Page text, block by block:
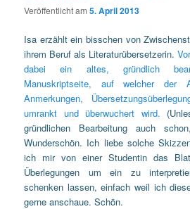
Veröffentlicht am5. April 2013
Isa erzählt ein bisschen von
ihrem Beruf als Literaturübersetzerin.
dabei ein altes, gründlich
Manuskriptseite, auf welcher der
Anmerkungen,
umrankt und überwuchert wird.
gründlichen Bearbeitung auch
Wunderschön. Ich liebe solche
ich mir von einer Studentin das
Überlegungen um ein zu
schenken lassen, einfach weil ich
gerne anschaue. Schön.